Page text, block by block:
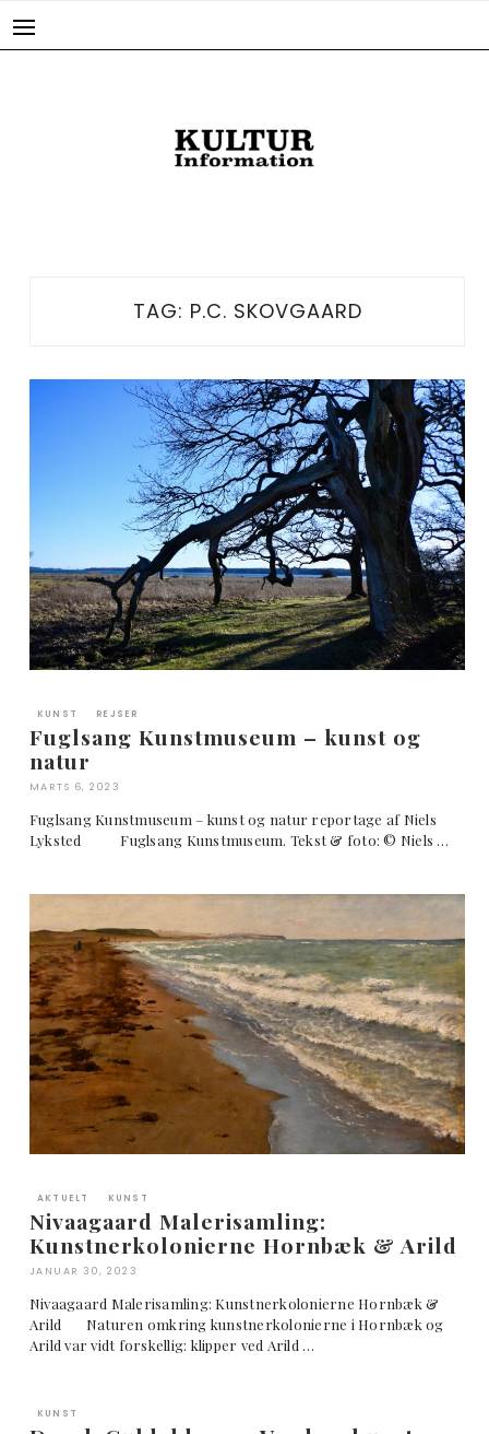
TAG: P.C. SKOVGAARD
KUNST REJSER
Fuglsang Kunstmuseum – kunst og
natur
MARTS 6, 2023
Fuglsang Kunstmuseum – kunst og natur reportage af Niels
Lyksted Fuglsang Kunstmuseum. Tekst & foto: © Niels …
AKTUELT KUNST
Nivaagaard Malerisamling:
Kunstnerkolonierne Hornbæk & Arild
JANUAR 30, 2023
Nivaagaard Malerisamling: Kunstnerkolonierne Hornbæk &
Arild Naturen omkring kunstnerkolonierne i Hornbæk og
Arild var vidt forskellig: klipper ved Arild …
KUNST